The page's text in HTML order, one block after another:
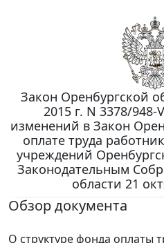
Закон Оренбургской
2015 г. N 3378/
изменений в Закон
оплате труда
учреждений
Законодательным
области 21
Обзор документа
О структуре фонда оплаты